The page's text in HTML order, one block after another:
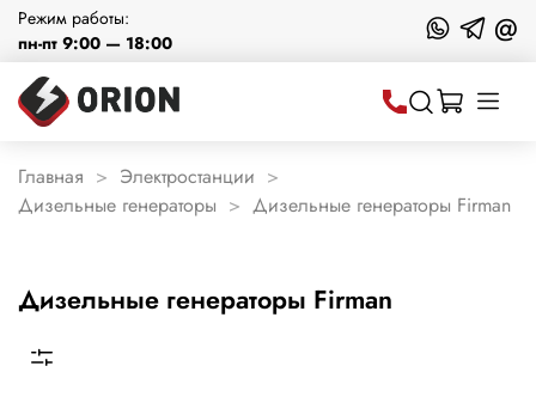
Режим работы:
пн-пт 9:00 — 18:00
@
Главная
Электростанции
Дизельные генераторы
Дизельные генераторы Firman
Дизельные генераторы Firman